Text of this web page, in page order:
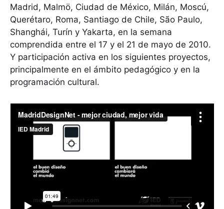
Madrid, Malmö, Ciudad de México, Milán, Moscú,
Querétaro, Roma, Santiago de Chile, São Paulo,
Shanghái, Turín y Yakarta, en la semana
comprendida entre el 17 y el 21 de mayo de 2010.
Y participación activa en los siguientes proyectos,
principalmente en el ámbito pedagógico y en la
programación cultural.